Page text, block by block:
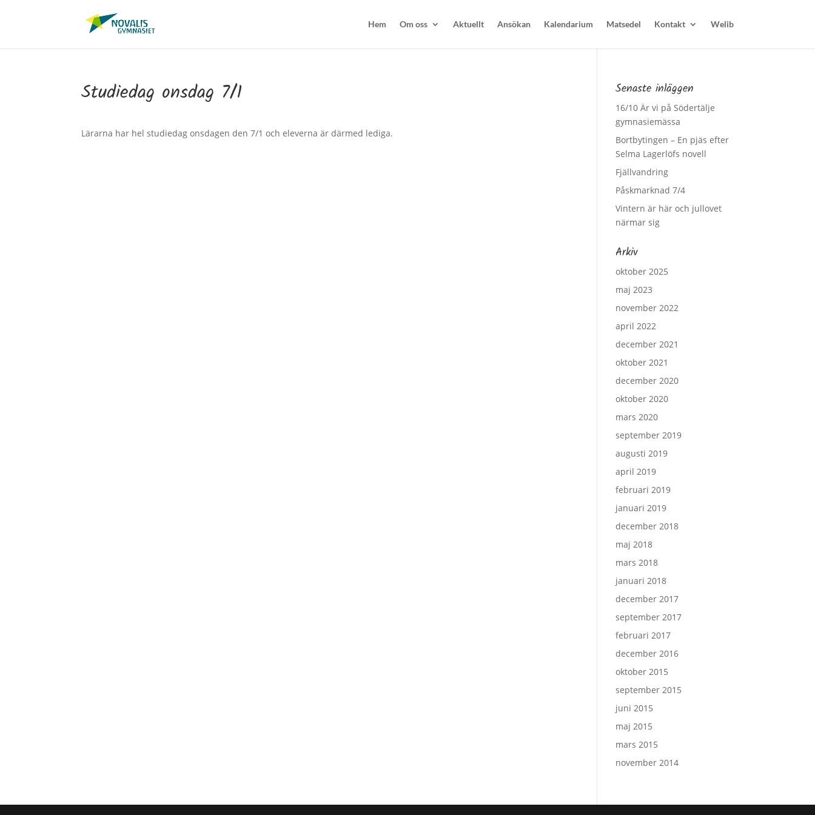
Hem Om oss Aktuellt Ansökan Kalendarium Matsedel Kontakt Welib
Studiedag onsdag 7/1
Lärarna har hel studiedag onsdagen den 7/1 och eleverna är därmed lediga.
Senaste inläggen
16/10 Är vi på Södertälje
gymnasiemässa
Bortbytingen – En pjäs efter
Selma Lagerlöfs novell
Fjällvandring
Påskmarknad 7/4
Vintern är här och jullovet
närmar sig
Arkiv
oktober 2025
maj 2023
november 2022
april 2022
december 2021
oktober 2021
december 2020
oktober 2020
mars 2020
september 2019
augusti 2019
april 2019
februari 2019
januari 2019
december 2018
maj 2018
mars 2018
januari 2018
december 2017
september 2017
februari 2017
december 2016
oktober 2015
september 2015
juni 2015
maj 2015
mars 2015
november 2014